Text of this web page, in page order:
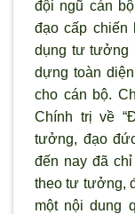
đội ngũ cán
đạo cấp chiến
dụng tư tưởng
dựng toàn
cho cán bộ.
Chính trị về
tưởng, đạo
đến nay đã
theo tư tưởng,
một nội dung